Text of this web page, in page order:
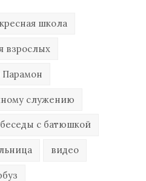
школа
взрослых
служению
беседы с батюшкой
видео